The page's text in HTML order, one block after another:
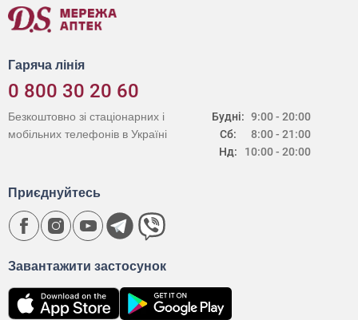
Гаряча лінія
0 800 30 20 60
Будні:
Сб:
Нд:
9:00 - 20:00
8:00 - 21:00
10:00 - 20:00
Безкоштовно зі стаціонарних і
мобільних телефонів в Україні
Завантажити застосунок
Приєднуйтесь